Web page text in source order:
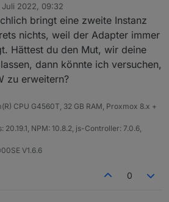
habe ich versucht, aber die
Solarman sind dabei ja gleich und dann
nur das erste BK
:-(
Juli 2022, 09:32
bringt eine zweite Instanz
nichts, weil der Adapter immer
Hättest du den Mut, wir deine
dann könnte ich versuchen,
zu erweitern?
CPU G4560T, 32 GB RAM, Proxmox 8.x +
20.19.1, NPM: 10.8.2, js-Controller: 7.0.6,
V1.6.6
0